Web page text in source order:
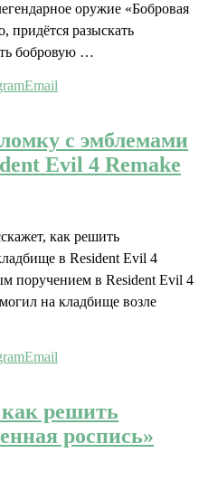
оружие «Бобровая
придётся разыскать
бобровую …
Email
с эмблемами
Evil 4 Remake
как решить
в Resident Evil 4
поручением в Resident Evil 4
на кладбище возле
Email
решить
роспись»